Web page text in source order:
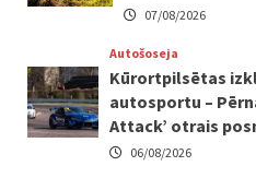
07/08/2026
Autošoseja
Kūrortpilsētas
autosportu –
Attack’ otrais
06/08/2026